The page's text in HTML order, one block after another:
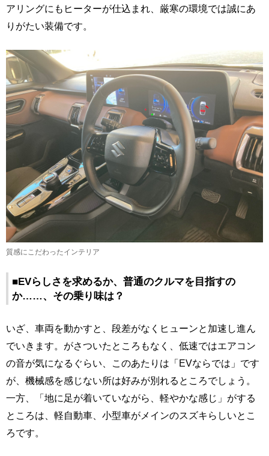
アリングにもヒーターが仕込まれ、厳寒の環境では誠にあ
りがたい装備です。
質感にこだわったインテリア
■EVらしさを求めるか、普通のクルマを目指すの
か……、その乗り味は？
いざ、車両を動かすと、段差がなくヒューンと加速し進ん
でいきます。がさついたところもなく、低速ではエアコン
の音が気になるぐらい、このあたりは「EVならでは」です
が、機械感を感じない所は好みが別れるところでしょう。
一方、「地に足が着いていながら、軽やかな感じ」がする
ところは、軽自動車、小型車がメインのスズキらしいとこ
ろです。